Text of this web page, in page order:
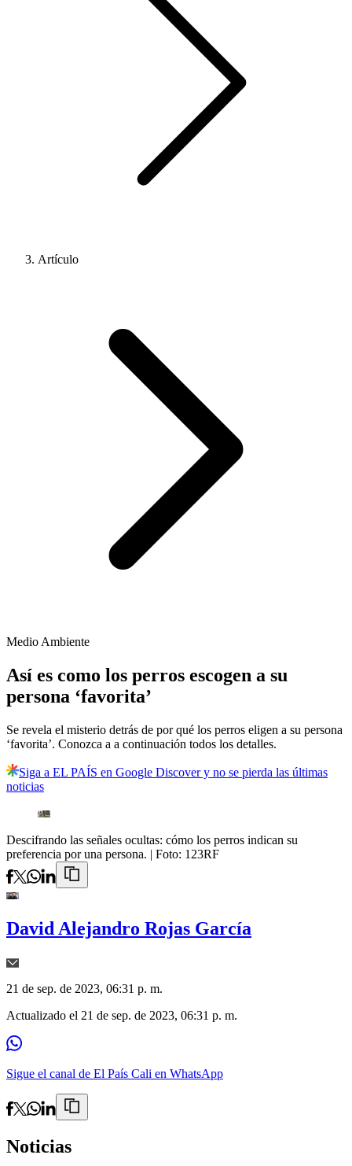
Artículo
Medio Ambiente
Así es como los perros escogen a su
persona ‘favorita’
Se revela el misterio detrás de por qué los perros eligen a su persona
‘favorita’. Conozca a a continuación todos los detalles.
Siga a EL PAÍS en Google Discover y no se pierda las últimas
noticias
Descifrando las señales ocultas: cómo los perros indican su
preferencia por una persona. | Foto: 123RF
David Alejandro Rojas García
21 de sep. de 2023, 06:31 p. m.
Actualizado el 21 de sep. de 2023, 06:31 p. m.
Sigue el canal de El País Cali en WhatsApp
Noticias